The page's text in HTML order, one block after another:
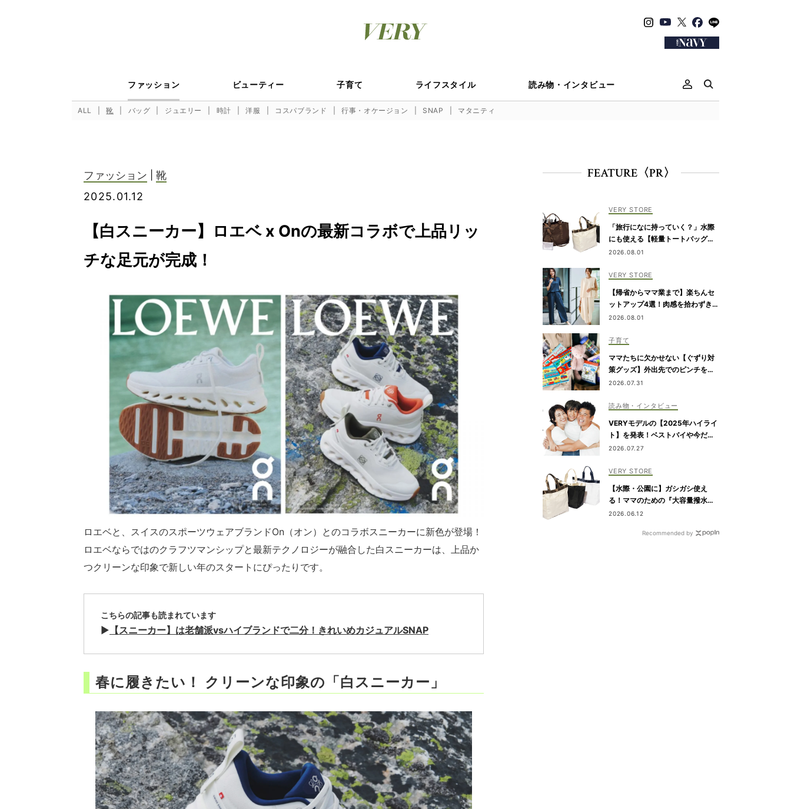
ファッション ビューティー 子育て ライフスタイル 読み物・インタビュー
ALL 靴 バッグ ジュエリー 時計 洋服 コスパブランド 行事・オケージョン SNAP マタニティ
ファッション
靴
2025.01.12
【白スニーカー】ロエベ x Onの最新コラボで上品リッ
チな足元が完成！
ロエベと、スイスのスポーツウェアブランドOn（オン）とのコラボスニーカーに新色が登場！
ロエベならではのクラフツマンシップと最新テクノロジーが融合した白スニーカーは、上品か
つクリーンな印象で新しい年のスタートにぴったりです。
こちらの記事も読まれています
▶ 【スニーカー】は老舗派vsハイブランドで二分！きれいめカジュアルSNAP
春に履きたい！ クリーンな印象の「白スニーカー」
FEATURE〈PR〉
VERY STORE
「旅行になに持っていく？」水際
にも使える【軽量トートバッグ】4
選
2026.08.01
VERY STORE
【帰省からママ業まで】楽ちんセ
ットアップ4選！肉感を拾わずきれ
い見え
2026.08.01
子育て
ママたちに欠かせない【ぐずり対
策グッズ】外出先でのピンチを解
決！
2026.07.31
読み物・インタビュー
VERYモデルの【2025年ハイライ
ト】を発表！ベストバイや今だか
ら言える事件簿も大公開
2026.07.27
VERY STORE
【水際・公園に】ガシガシ使え
る！ママのための『大容量撥水ト
ート』
2026.06.12
Recommended by